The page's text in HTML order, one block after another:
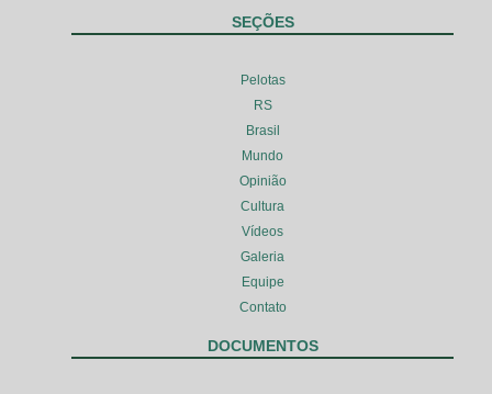
SEÇÕES
Pelotas
RS
Brasil
Mundo
Opinião
Cultura
Vídeos
Galeria
Equipe
Contato
DOCUMENTOS